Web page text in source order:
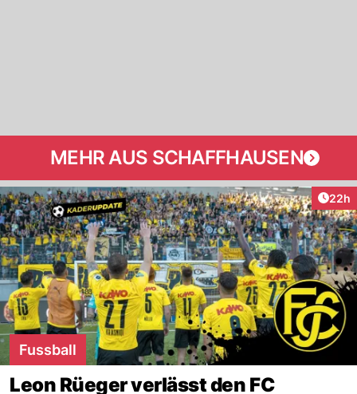
MEHR AUS SCHAFFHAUSEN
22h
Fussball
Leon Rüeger verlässt den FC